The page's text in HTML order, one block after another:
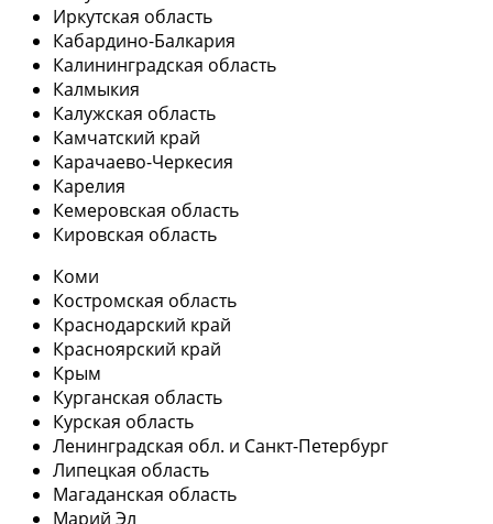
Иркутская область
Кабардино-Балкария
Калининградская область
Калмыкия
Калужская область
Камчатский край
Карачаево-Черкесия
Карелия
Кемеровская область
Кировская область
Коми
Костромская область
Краснодарский край
Красноярский край
Крым
Курганская область
Курская область
Ленинградская обл. и Санкт-Петербург
Липецкая область
Магаданская область
Марий Эл